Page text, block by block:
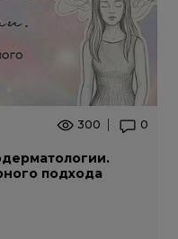
300 0
подхода